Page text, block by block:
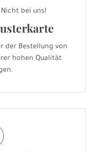
Nicht bei uns!
der Bestellung von
hohen Qualität